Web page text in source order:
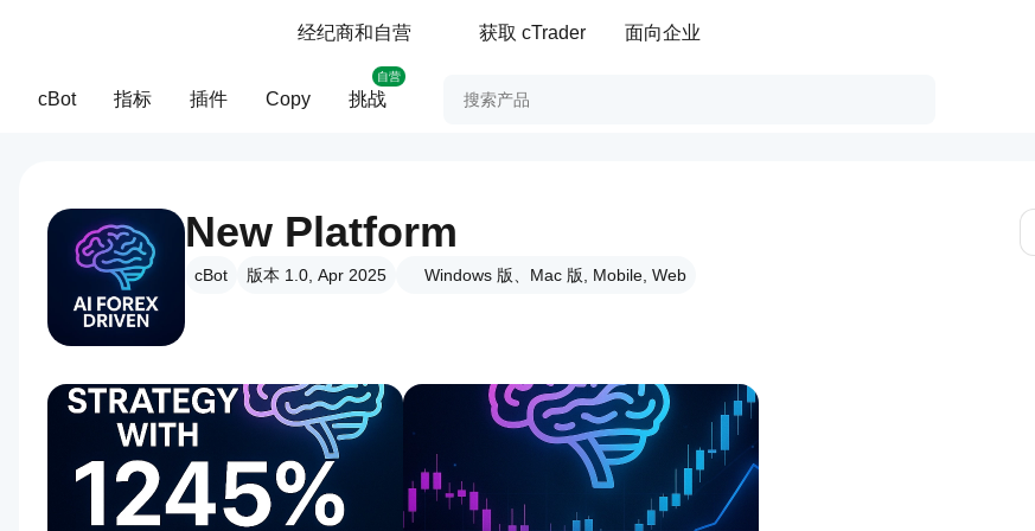
经纪商和自营 获取 cTrader 面向企业
cBot 指标 插件 Copy 挑战
自营
New Platform
cBot 版本 1.0, Apr 2025 Windows 版、Mac 版, Mobile, Web